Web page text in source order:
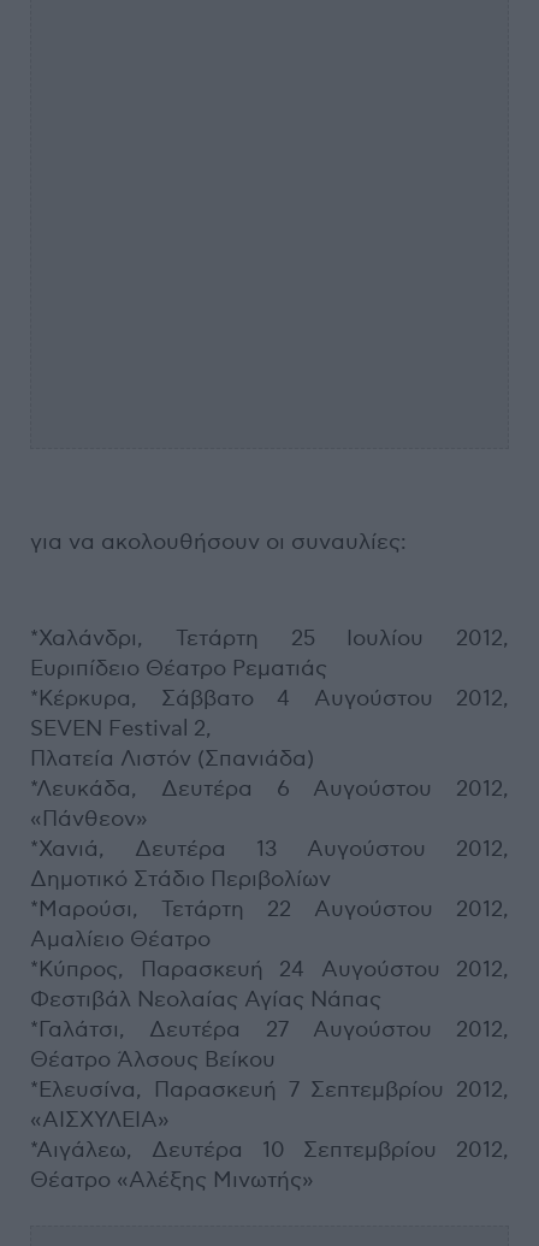
για να ακολουθήσουν οι συναυλίες:
*Χαλάνδρι, Τετάρτη 25 Ιουλίου 2012,
Ευριπίδειο Θέατρο Ρεματιάς
*Κέρκυρα, Σάββατο 4 Αυγούστου 2012,
SEVEN Festival 2,
Πλατεία Λιστόν (Σπανιάδα)
*Λευκάδα, Δευτέρα 6 Αυγούστου 2012,
«Πάνθεον»
*Χανιά, Δευτέρα 13 Αυγούστου 2012,
Δημοτικό Στάδιο Περιβολίων
*Μαρούσι, Τετάρτη 22 Αυγούστου 2012,
Αμαλίειο Θέατρο
*Κύπρος, Παρασκευή 24 Αυγούστου 2012,
Φεστιβάλ Νεολαίας Αγίας Νάπας
*Γαλάτσι, Δευτέρα 27 Αυγούστου 2012,
Θέατρο Άλσους Βείκου
*Ελευσίνα, Παρασκευή 7 Σεπτεμβρίου 2012,
«ΑΙΣΧΥΛΕΙΑ»
*Αιγάλεω, Δευτέρα 10 Σεπτεμβρίου 2012,
Θέατρο «Αλέξης Μινωτής»